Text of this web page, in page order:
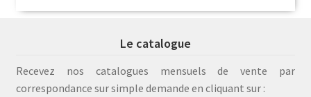
Le catalogue
Recevez nos catalogues mensuels de vente par
correspondance sur simple demande en cliquant sur :